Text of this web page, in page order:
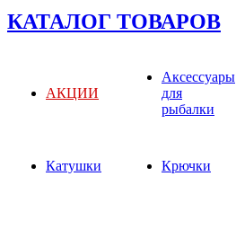
КАТАЛОГ ТОВАРОВ
АКЦИИ
Аксессуары
для
рыбалки
Катушки Крючки